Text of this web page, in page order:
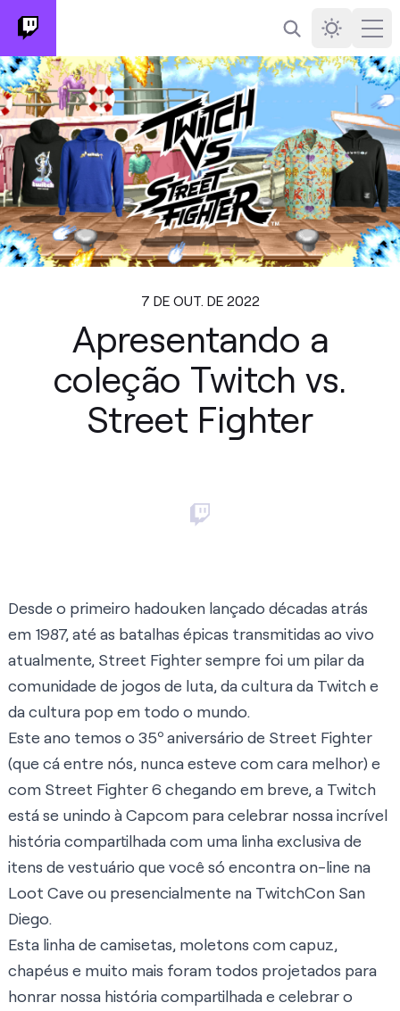
Busca
Darkmode
7 DE OUT. DE 2022
Apresentando a
coleção Twitch vs.
Street Fighter
Desde o primeiro hadouken lançado décadas atrás
em 1987, até as batalhas épicas transmitidas ao vivo
atualmente, Street Fighter sempre foi um pilar da
comunidade de jogos de luta, da cultura da Twitch e
da cultura pop em todo o mundo.
Este ano temos o 35º aniversário de Street Fighter
(que cá entre nós, nunca esteve com cara melhor) e
com Street Fighter 6 chegando em breve, a Twitch
está se unindo à Capcom para celebrar nossa incrível
história compartilhada com uma linha exclusiva de
itens de vestuário que você só encontra on-line na
Loot Cave ou presencialmente na TwitchCon San
Diego.
Esta linha de camisetas, moletons com capuz,
chapéus e muito mais foram todos projetados para
honrar nossa história compartilhada e celebrar o